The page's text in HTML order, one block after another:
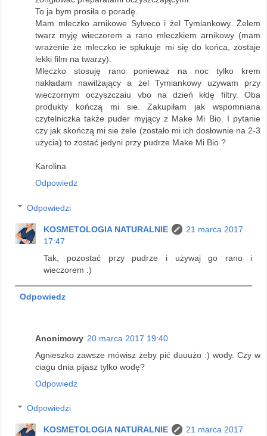
To ja bym prosiła o poradę.
Mam mleczko arnikowe Sylveco i żel Tymiankowy. Żelem
twarz myję wieczorem a rano mleczkiem arnikowy (mam
wrażenie że mleczko ie spłukuje mi się do końca, zostaje
lekki film na twarzy).
Mleczko stosuję rano ponieważ na noc tylko krem
nakładam nawilżający a żel Tymiankowy uzywam przy
wieczornym oczyszczaiu vbo na dzień kłdę filtry. Oba
produkty kończą mi sie. Zakupiłam jak wspomniana
czytelniczka także puder myjący z Make Mi Bio. I pytanie
czy jak skończą mi sie żele (zostało mi ich dosłownie na 2-3
użycia) to zostać jedyni przy pudrze Make Mi Bio ?
Karolina
Odpowiedz
Odpowiedzi
KOSMETOLOGIA NATURALNIE
21 marca 2017
17:47
Tak, pozostać przy pudrze i używaj go rano i
wieczorem :)
Odpowiedz
Anonimowy 20 marca 2017 19:40
Agnieszko zawsze mówisz żeby pić duuużo :) wody. Czy w
ciagu dnia pijasz tylko wodę?
Odpowiedz
Odpowiedzi
KOSMETOLOGIA NATURALNIE
21 marca 2017